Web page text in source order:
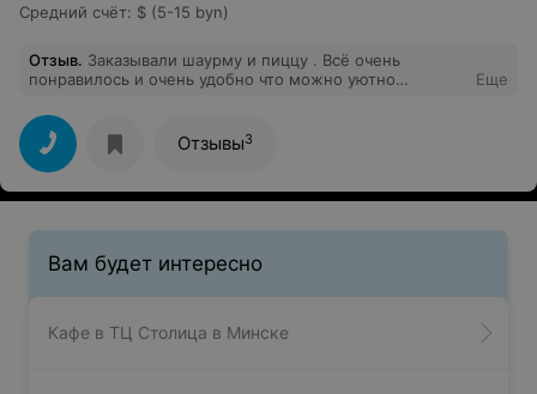
Средний счёт: $ (5-15 byn)
Отзыв. Заказывали шаурму и пиццу . Всё очень
понравилось и очень удобно что можно уютно
Еще
Отзывы3
Вам будет интересно
Кафе в ТЦ Столица в Минске